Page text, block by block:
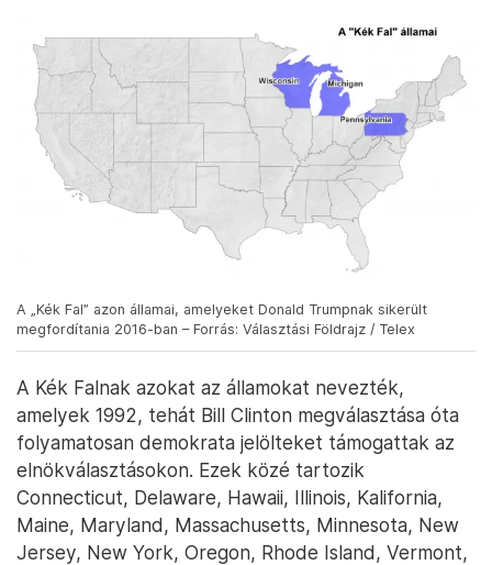
A „Kék Fal” azon államai, amelyeket Donald Trumpnak sikerült
megfordítania 2016-ban – Forrás: Választási Földrajz / Telex
A Kék Falnak azokat az államokat nevezték,
amelyek 1992, tehát Bill Clinton megválasztása óta
folyamatosan demokrata jelölteket támogattak az
elnökválasztásokon. Ezek közé tartozik
Connecticut, Delaware, Hawaii, Illinois, Kalifornia,
Maine, Maryland, Massachusetts, Minnesota, New
Jersey, New York, Oregon, Rhode Island, Vermont,